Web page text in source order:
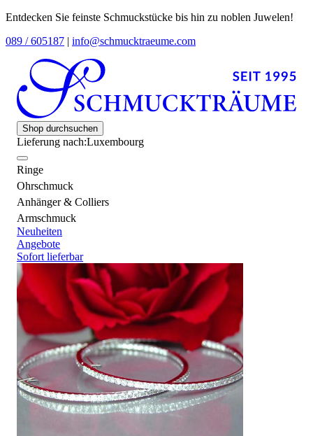
Entdecken Sie feinste Schmuckstücke bis hin zu noblen Juwelen!
089 / 605187 | info@schmucktraeume.com
Shop durchsuchen
Lieferung nach:Luxembourg
Ringe
Ohrschmuck
Anhänger & Colliers
Armschmuck
Neuheiten
Angebote
Sofort lieferbar